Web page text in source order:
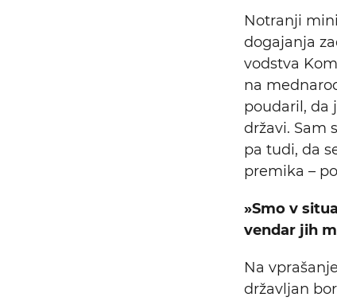
Notranji
dogajanja
vodstva
na
poudaril, da
državi. Sam
pa tudi, da
premika –
»Smo v
vendar jih
Na
državljan